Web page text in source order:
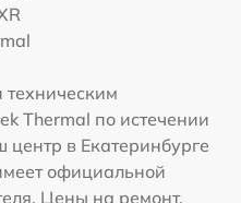
Thermal по истечении
в Екатеринбурге
официальной
Цены на ремонт,